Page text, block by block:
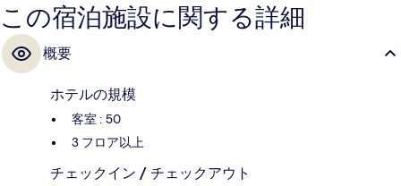
この宿泊施設に関する詳細
概要
ホテルの規模
客室 : 50
3 フロア以上
チェックイン / チェックアウト